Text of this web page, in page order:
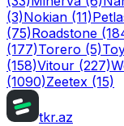
(3)Nokian (11)
(75)Roadstone
(177)Torero (5)
(158)Vitour (227)
(1090)Zeetex (15)
tkr.az